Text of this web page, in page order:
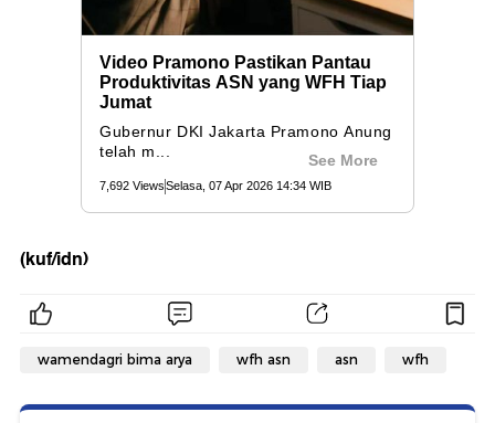
(kuf/idn)
wamendagri bima arya wfh asn asn wfh